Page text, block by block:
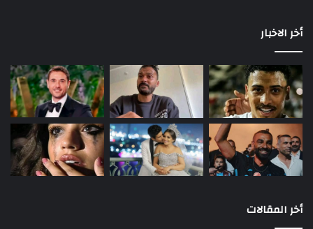
أخر الاخبار
أخر المقالات